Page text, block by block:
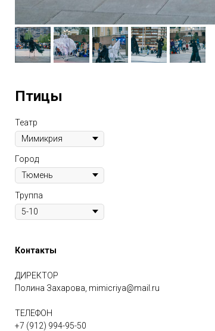
Птицы
Театр
Город
Труппа
Контакты
ДИРЕКТОР
Полина Захарова, mimicriya@mail.ru
ТЕЛЕФОН
+7 (912) 994-95-50